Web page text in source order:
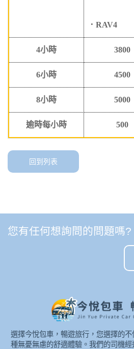
．RAV4
4小時 3800
6小時 4500
8小時 5000
逾時每小時 500
回到列表
您有任何想詢問的問題嗎?
選擇今悅包車，暢遊旅行，您選擇的
種無憂無慮的舒適體驗。我們的司機